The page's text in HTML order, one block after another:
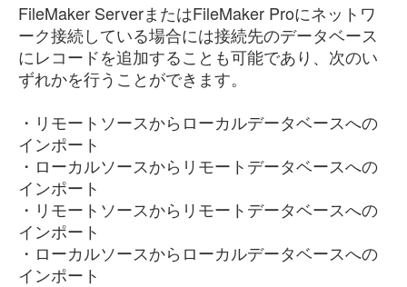
FileMaker ServerまたはFileMaker Proにネットワ
ーク接続している場合には接続先のデータベース
にレコードを追加することも可能であり、次のい
ずれかを行うことができます。
・リモートソースからローカルデータベースへの
インポート
・ローカルソースからリモートデータベースへの
インポート
・リモートソースからリモートデータベースへの
インポート
・ローカルソースからローカルデータベースへの
インポート